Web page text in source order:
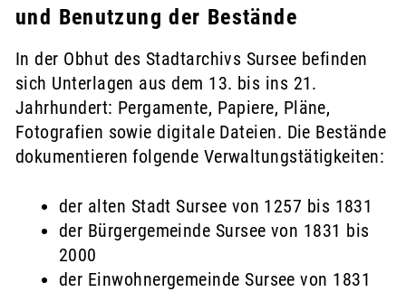
und Benutzung der Bestände
In der Obhut des Stadtarchivs Sursee befinden
sich Unterlagen aus dem 13. bis ins 21.
Jahrhundert: Pergamente, Papiere, Pläne,
Fotografien sowie digitale Dateien. Die Bestände
dokumentieren folgende Verwaltungstätigkeiten:
der alten Stadt Sursee von 1257 bis 1831
der Bürgergemeinde Sursee von 1831 bis
2000
der Einwohnergemeinde Sursee von 1831